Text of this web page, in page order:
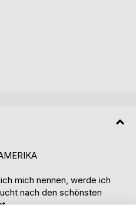
mich nennen, werde ich
nach den schönsten